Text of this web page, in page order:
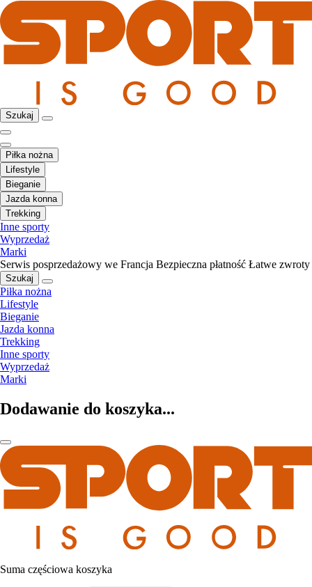
Szukaj
Piłka nożna
Lifestyle
Bieganie
Jazda konna
Trekking
Inne sporty
Wyprzedaż
Marki
Serwis posprzedażowy we Francja Bezpieczna płatność Łatwe zwroty
Szukaj
Piłka nożna
Lifestyle
Bieganie
Jazda konna
Trekking
Inne sporty
Wyprzedaż
Marki
Dodawanie do koszyka...
Suma częściowa koszyka